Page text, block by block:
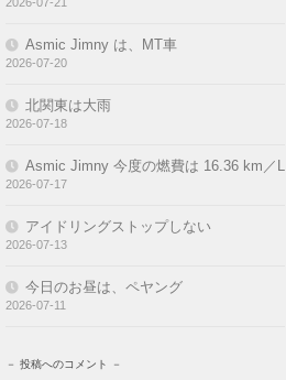
Asmic Jimny は、MT車
2026-07-20
北関東は大雨
2026-07-18
Asmic Jimny 今度の燃費は 16.36 km／L
2026-07-17
アイドリングストップしない
2026-07-13
今日のお昼は、ペヤング
2026-07-11
－ 投稿へのコメント －